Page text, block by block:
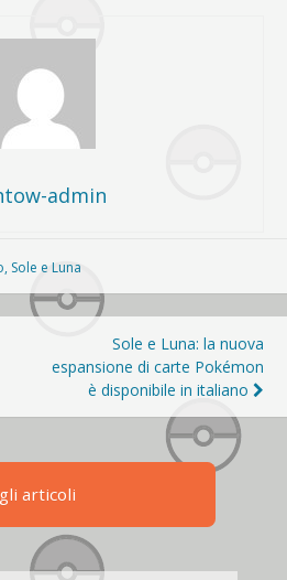
admin
, Sole e Luna
Sole e Luna: la nuova
espansione di carte Pokémon
è disponibile in italiano
articoli